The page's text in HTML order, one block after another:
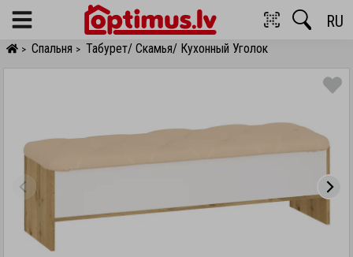
Menu RU
> Спальня > Табурет/ Скамья/ Кухонный Уголок